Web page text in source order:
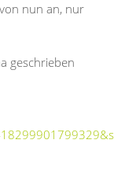
nun an, nur
geschrieben